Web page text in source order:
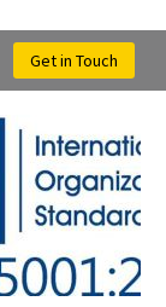
Get in Touch